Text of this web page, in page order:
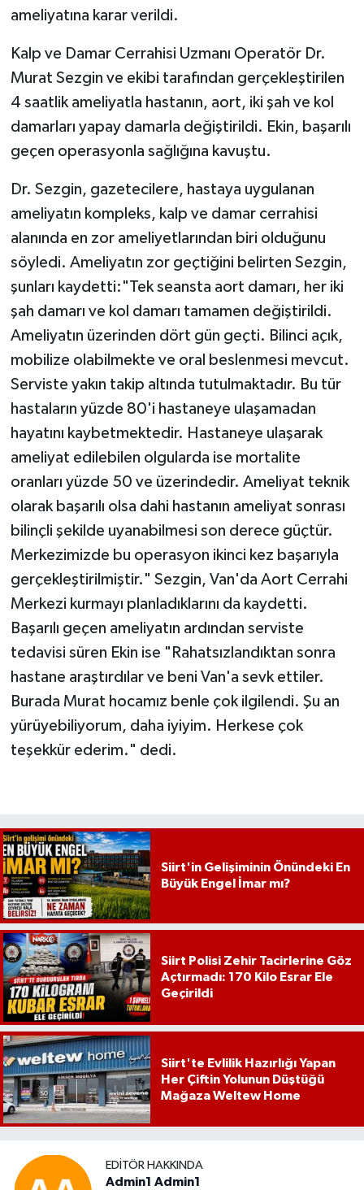
ameliyatına karar verildi.
Kalp ve Damar Cerrahisi Uzmanı Operatör Dr.
Murat Sezgin ve ekibi tarafından gerçekleştirilen
4 saatlik ameliyatla hastanın, aort, iki şah ve kol
damarları yapay damarla değiştirildi. Ekin, başarılı
geçen operasyonla sağlığına kavuştu.
Dr. Sezgin, gazetecilere, hastaya uygulanan
ameliyatın kompleks, kalp ve damar cerrahisi
alanında en zor ameliyetlarından biri olduğunu
söyledi. Ameliyatın zor geçtiğini belirten Sezgin,
şunları kaydetti:"Tek seansta aort damarı, her iki
şah damarı ve kol damarı tamamen değiştirildi.
Ameliyatın üzerinden dört gün geçti. Bilinci açık,
mobilize olabilmekte ve oral beslenmesi mevcut.
Serviste yakın takip altında tutulmaktadır. Bu tür
hastaların yüzde 80'i hastaneye ulaşamadan
hayatını kaybetmektedir. Hastaneye ulaşarak
ameliyat edilebilen olgularda ise mortalite
oranları yüzde 50 ve üzerindedir. Ameliyat teknik
olarak başarılı olsa dahi hastanın ameliyat sonrası
bilinçli şekilde uyanabilmesi son derece güçtür.
Merkezimizde bu operasyon ikinci kez başarıyla
gerçekleştirilmiştir." Sezgin, Van'da Aort Cerrahi
Merkezi kurmayı planladıklarını da kaydetti.
Başarılı geçen ameliyatın ardından serviste
tedavisi süren Ekin ise "Rahatsızlandıktan sonra
hastane araştırdılar ve beni Van'a sevk ettiler.
Burada Murat hocamız benle çok ilgilendi. Şu an
yürüyebiliyorum, daha iyiyim. Herkese çok
teşekkür ederim." dedi.
Siirt'in Gelişiminin Önündeki En
Büyük Engel İmar mı?
Siirt Polisi Zehir Tacirlerine Göz
Açtırmadı: 170 Kilo Esrar Ele
Geçirildi
Siirt'te Evlilik Hazırlığı Yapan
Her Çiftin Yolunun Düştüğü
Mağaza Weltew Home
EDITÖR HAKKINDA
Admin1 Admin1